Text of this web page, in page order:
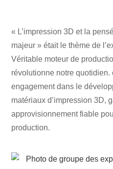
« L’impression 3D et la
majeur » était le thème de
Véritable moteur de
révolutionne notre quotidien.
engagement dans le
matériaux d’impression 3D,
approvisionnement fiable
production.